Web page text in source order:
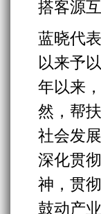
搭客源
蓝晓代
以来予
年以来
然，帮
社会发
深化贯
神，贯
鼓动产